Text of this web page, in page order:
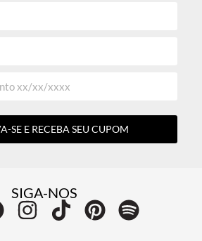
SE E RECEBA SEU CUPOM
SIGA-NOS